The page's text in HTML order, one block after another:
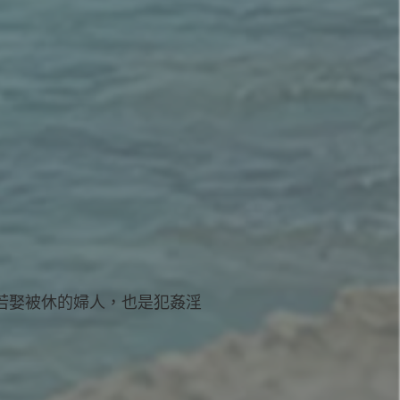
娶被休的婦人，也是犯姦淫